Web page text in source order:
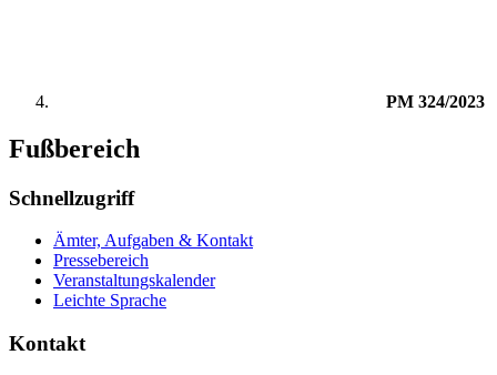
PM 324/2023
Fußbereich
Schnellzugriff
Ämter, Aufgaben & Kontakt
Pressebereich
Veranstaltungskalender
Leichte Sprache
Kontakt